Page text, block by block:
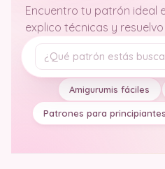
Encuentro tu patrón ideal
explico técnicas y
Tu pregunta
Amigurumis fáciles
Patrones para principiantes